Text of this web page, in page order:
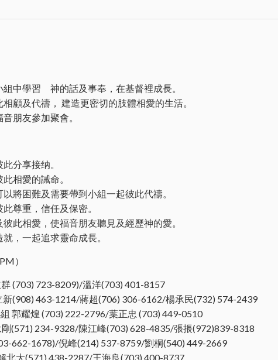
組中學習 神的話及事奉，在基督裡成長。
顧及代禱， 建造更密切的肢體相愛的生活。
朋友參加聚會。
分享接纳。
相愛的誡命。
將困難及需要帶到小組一起彼此代禱。
尊重，信任及保密。
此相愛，使福音朋友聽見及經歷神的愛。
，一起追求靈命成長。
）
(703) 723-8209)/溫洋(703) 401-8157
新(908) 463-1214/蔣超(706) 306-6162/楊承民(732) 574-2439
郭耀煌 (703) 222-2796/葉正忠 (703) 449-0510
剛(571) 234-9328/陳江峰(703) 628-4835/張掁(972)839-8318
662-1678)/倪峰(214) 537-8759/劉桐(540) 449-2669
北大(571) 438-2287/王海良(703) 400-8737